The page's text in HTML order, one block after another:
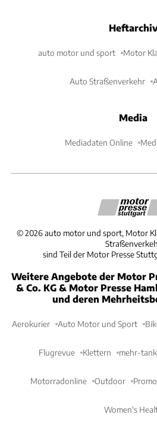
Heftarchiv
auto motor und sport Motor
Auto Straßenverkehr
Media
Mediadaten Online
©2026 auto motor und sport, Motor
sind Teil der Motor Presse
Weitere Angebote der Motor
& Co. KG & Motor Presse
und deren
Aerokurier Auto Motor und Sport
Flugrevue Klettern mehr-
Motorradonline Outdoor
Women's